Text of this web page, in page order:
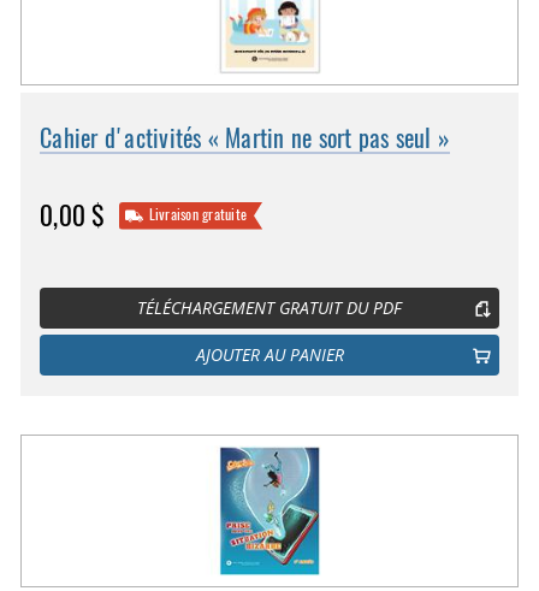
Cahier d'activités « Martin ne sort pas seul »
0,00 $ Livraison gratuite
TÉLÉCHARGEMENT GRATUIT DU PDF
AJOUTER AU PANIER